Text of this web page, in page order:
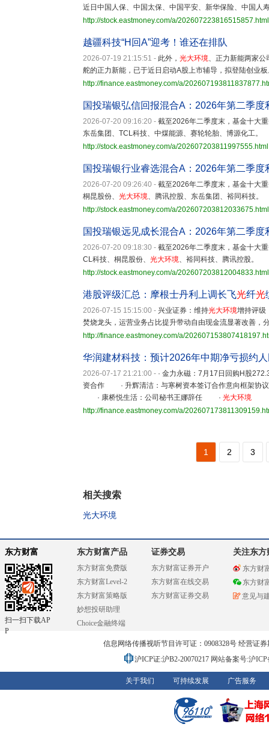
近日中国人保、中国太保、中国平安、新华保险、中国人
http://stock.eastmoney.com/a/202607223816515857.html
越疆科技“H回A”迎考！谁还在排队
2026-07-19 21:15:51 - 此外， 光大环境、正力新能两家
舵的正力新能，已于近日启动A股上市辅导，拟登陆创业
http://finance.eastmoney.com/a/
国投瑞银弘信回报混合A：2026年第二季
2026-07-20 09:16:20 - 截至2026年二季度末，基金十大
东岳集团、TCL科技、中煤能源、赛轮轮胎、博源化工。
http://stock.eastmoney.com/a/202607203811997555.html
国投瑞银行业睿选混合A：2026年第二季
2026-07-20 09:26:40 - 截至2026年二季度末，基金十大
桐昆股份、 光大环境、腾讯控股、东岳集团、裕同科技。
http://stock.eastmoney.com/a/202607203812033675.html
国投瑞银远见成长混合A：2026年第二季
2026-07-20 09:18:30 - 截至2026年二季度末，基金十大
CL科技、桐昆股份、 光大环境、裕同科技、腾讯控股。
http://stock.eastmoney.com/a/202607203812004833.html
港股评级汇总：摩根士丹利上调长飞光纤光
2026-07-15 15:15:00 - 兴业证券：维持光大环境增持评
焚烧龙头，运营业务占比提升带动自由现金流显著改善，
http://finance.eastmoney.com/a/
华润建材科技：预计2026年中期净亏损约
2026-07-17 21:21:00 - · 金力永磁：7月17日回购H股
资合作 · 升辉清洁：与寒树资本签订合作意向框架
· 康桥悦生活：公司秘书王娜辞任 · 光大环境
http://finance.eastmoney.com/a/
1 2 3
相关搜索
光大环境
东方财富
扫一扫下载AP
P
东方财富产品
东方财富免费版
东方财富Level-2
东方财富策略版
妙想投研助理
Choice金融终端
证券交易
东方财富证券开户
东方财富在线交易
东方财富证券交易
关注东方
东方财
东方财
意见与
信息网络传播视听节目许可证：0908328号 经营证
沪ICP证:沪B2-20070217 网站备案号:沪
关于我们 可持续发展 广告服务